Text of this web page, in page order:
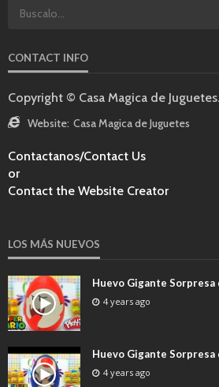
CONTACT INFO
Copyright © Casa Magica de Juguetes.
Website: Casa Magica de Juguetes
Contactanos/Contact Us
or
Contact the Website Creator
LOS MÁS NUEVOS
Huevo Gigante
4 years ago
Huevo Gigante Sorpresa
4 years ago